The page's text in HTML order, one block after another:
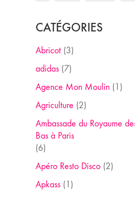
CATÉGORIES
Abricot(3)
adidas(7)
Agence Mon Moulin(1)
Agriculture (2)
Ambassade du Royaume
Bas à Paris
(6)
Apéro Resto Disco(2)
Apkass(1)